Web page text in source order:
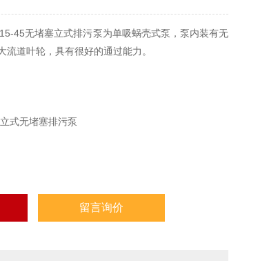
45无堵塞立式排污泵为单吸蜗壳式泵，泵内装有无
流道叶轮，具有很好的通过能力。
式无堵塞排污泵
留言询价